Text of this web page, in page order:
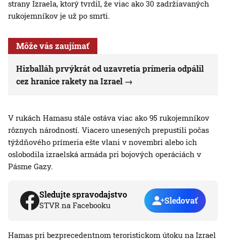
strany Izraela, ktorý tvrdil, že viac ako 30 zadržiavaných
rukojemníkov je už po smrti.
Môže vás zaujímať
Hizballáh prvýkrát od uzavretia prímeria odpálil
cez hranice rakety na Izrael
V rukách Hamasu stále ostáva viac ako 95 rukojemníkov
rôznych národností. Viacero unesených prepustili počas
týždňového prímeria ešte vlani v novembri alebo ich
oslobodila izraelská armáda pri bojových operáciách v
Pásme Gazy.
Sledujte spravodajstvo
STVR na Facebooku Sledovať
Hamas pri bezprecedentnom teroristickom útoku na Izrael